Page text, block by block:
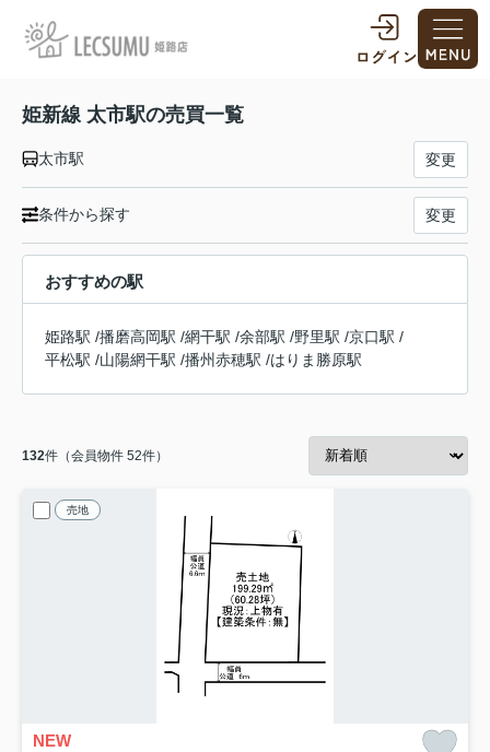
姫新線 太市駅の売買一覧
太市駅 変更
条件から探す 変更
おすすめの駅
姫路駅 /播磨高岡駅 /網干駅 /余部駅 /野里駅 /京口駅 /
平松駅 /山陽網干駅 /播州赤穂駅 /はりま勝原駅
132件（会員物件 52件）
売地
NEW